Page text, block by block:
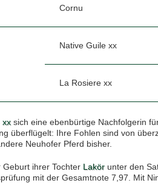
Cornu
Native Guile xx
La Rosiere xx
xxsich eine ebenbürtige Nachfolgerin
überflügelt: Ihre Fohlen sind von
Neuhofer Pferd bisher.
ihrer Tochter Lakörunter den
mit der Gesamtnote 7,97. Mit